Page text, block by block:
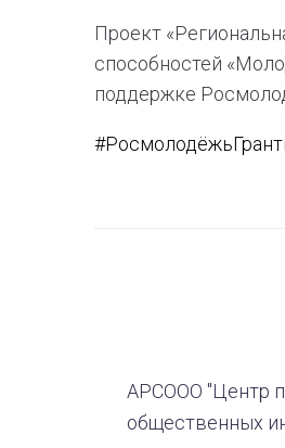
Проект
способностей
поддержке
АРСООО "Центр
общественных